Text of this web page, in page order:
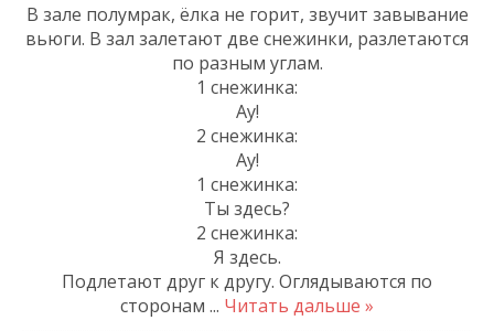
В зале полумрак, ёлка не горит, звучит завывание
вьюги. В зал залетают две снежинки, разлетаются
по разным углам.
1 снежинка:
Ау!
2 снежинка:
Ау!
1 снежинка:
Ты здесь?
2 снежинка:
Я здесь.
Подлетают друг к другу. Оглядываются по
сторонам ... Читать дальше »